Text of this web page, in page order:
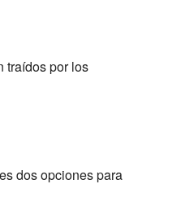
traídos por los
dos opciones para